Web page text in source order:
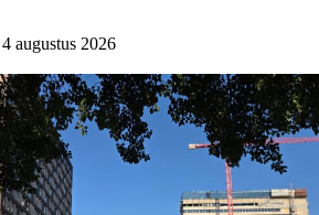
4 augustus 2026